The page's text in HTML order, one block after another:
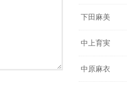
下田麻美
中上育実
中原麻衣